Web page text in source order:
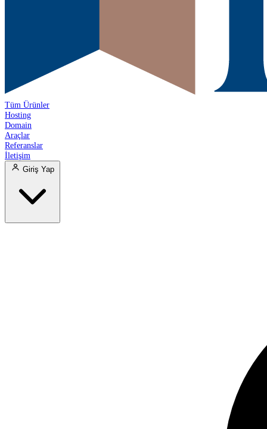
Tüm Ürünler
Hosting
Domain
Araçlar
Referanslar
İletişim
Giriş Yap